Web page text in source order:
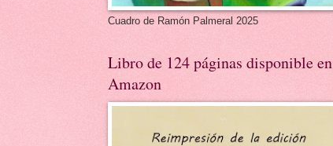
Cuadro de Ramón Palmeral 2025
Libro de 124 páginas disponible en
Amazon